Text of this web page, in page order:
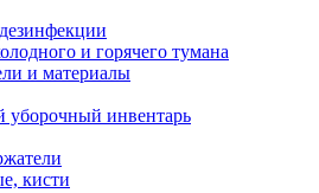
и горячего тумана
и материалы
уборочный инвентарь
кисти